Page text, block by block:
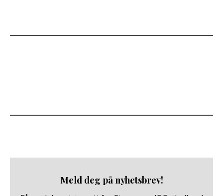
Meld deg på nyhetsbrev!